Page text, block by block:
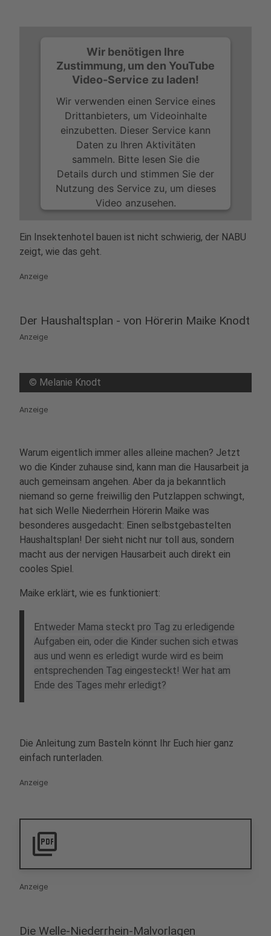
Wir benötigen Ihre
Zustimmung, um den YouTube
Video-Service zu laden!
Wir verwenden einen Service eines
Drittanbieters, um Videoinhalte
einzubetten. Dieser Service kann
Daten zu Ihren Aktivitäten
sammeln. Bitte lesen Sie die
Details durch und stimmen Sie der
Nutzung des Service zu, um dieses
Video anzusehen.
Ein Insektenhotel bauen ist nicht schwierig, der NABU
zeigt, wie das geht.
Anzeige
Der Haushaltsplan - von Hörerin Maike Knodt
Anzeige
© Melanie Knodt
Anzeige
Warum eigentlich immer alles alleine machen? Jetzt
wo die Kinder zuhause sind, kann man die Hausarbeit ja
auch gemeinsam angehen. Aber da ja bekanntlich
niemand so gerne freiwillig den Putzlappen schwingt,
hat sich Welle Niederrhein Hörerin Maike was
besonderes ausgedacht: Einen selbstgebastelten
Haushaltsplan! Der sieht nicht nur toll aus, sondern
macht aus der nervigen Hausarbeit auch direkt ein
cooles Spiel.
Maike erklärt, wie es funktioniert:
Entweder Mama steckt pro Tag zu erledigende
Aufgaben ein, oder die Kinder suchen sich etwas
aus und wenn es erledigt wurde wird es beim
entsprechenden Tag eingesteckt! Wer hat am
Ende des Tages mehr erledigt?
Die Anleitung zum Basteln könnt Ihr Euch hier ganz
einfach runterladen.
Anzeige
picture_as_pdf
Anzeige
Die Welle-Niederrhein-Malvorlagen